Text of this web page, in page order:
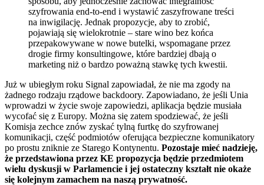
szyfrowania end-to-end i wystawić zaszyfrowane treści
na inwigilację. Jednak propozycje, aby to zrobić,
pojawiają się wielokrotnie – stare wino bez końca
przepakowywane w nowe butelki, wspomagane przez
drogie firmy konsultingowe, które bardziej dbają o
marketing niż o bardzo poważną stawkę tych kwestii.
Już w ubiegłym roku Signal zapowiadał, że nie ma zgody na
żadnego rodzaju rządowe backdoory. Zapowiadano, że jeśli Unia
wprowadzi w życie swoje zapowiedzi, aplikacja będzie musiała
wycofać się z Europy. Można się zatem spodziewać, że jeśli
Komisja zechce znów zyskać tylną furtkę do szyfrowanej
komunikacji, część podmiotów oferująca bezpieczne komunikatory
po prostu zniknie ze Starego Kontynentu. Pozostaje mieć nadzieję,
że przedstawiona przez KE propozycja będzie przedmiotem
wielu dyskusji w Parlamencie i jej ostateczny kształt nie okaże
się kolejnym zamachem na naszą prywatność.